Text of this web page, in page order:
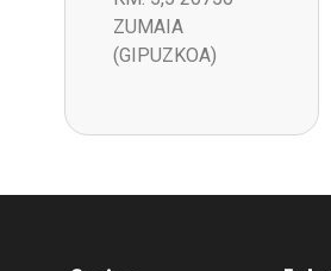
ZUMAIA
(GIPUZKOA)